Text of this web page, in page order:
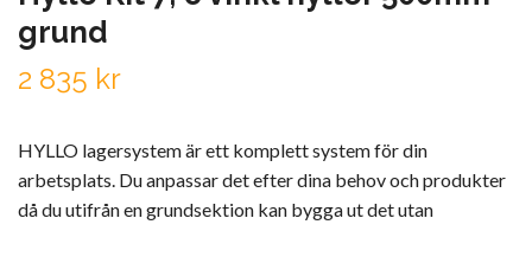
grund
2 835 kr
HYLLO lagersystem är ett komplett system för din
arbetsplats. Du anpassar det efter dina behov och produkter
då du utifrån en grundsektion kan bygga ut det utan